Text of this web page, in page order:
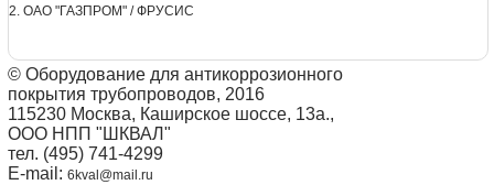
2. ОАО "ГАЗПРОМ" / ФРУСИС
© Оборудование для антикоррозионного
покрытия трубопроводов, 2016
115230 Москва, Каширское шоссе, 13а.,
ООО НПП "ШКВАЛ"
тел. (495) 741-4299
E-mail: 6kval@mail.ru